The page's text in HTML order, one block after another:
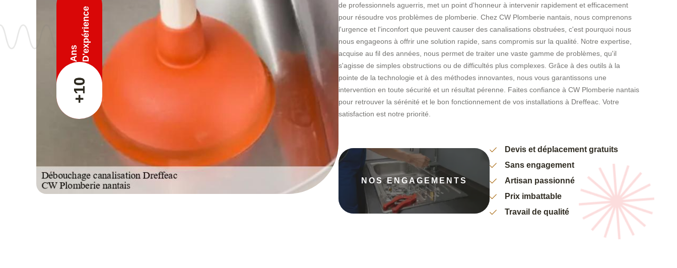
+10
Ans D'expérience
de professionnels aguerris, met un point d'honneur à intervenir rapidement et efficacement
pour résoudre vos problèmes de plomberie. Chez CW Plomberie nantais, nous comprenons
l'urgence et l'inconfort que peuvent causer des canalisations obstruées, c'est pourquoi nous
nous engageons à offrir une solution rapide, sans compromis sur la qualité. Notre expertise,
acquise au fil des années, nous permet de traiter une vaste gamme de problèmes, qu'il
s'agisse de simples obstructions ou de difficultés plus complexes. Grâce à des outils à la
pointe de la technologie et à des méthodes innovantes, nous vous garantissons une
intervention en toute sécurité et un résultat pérenne. Faites confiance à CW Plomberie nantais
pour retrouver la sérénité et le bon fonctionnement de vos installations à Dreffeac. Votre
satisfaction est notre priorité.
NOS ENGAGEMENTS
Devis et déplacement gratuits
Sans engagement
Artisan passionné
Prix imbattable
Travail de qualité